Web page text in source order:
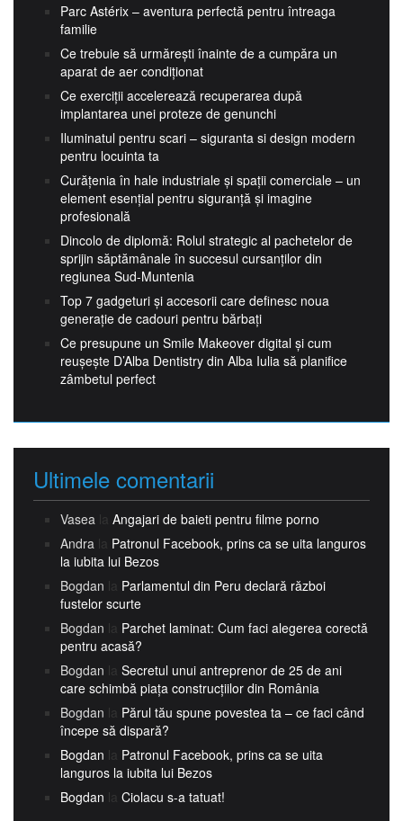
Parc Astérix – aventura perfectă pentru întreaga
familie
Ce trebuie să urmărești înainte de a cumpăra un
aparat de aer condiționat
Ce exerciții accelerează recuperarea după
implantarea unei proteze de genunchi
Iluminatul pentru scari – siguranta si design modern
pentru locuinta ta
Curățenia în hale industriale și spații comerciale – un
element esențial pentru siguranță și imagine
profesională
Dincolo de diplomă: Rolul strategic al pachetelor de
sprijin săptămânale în succesul cursanților din
regiunea Sud-Muntenia
Top 7 gadgeturi și accesorii care definesc noua
generație de cadouri pentru bărbați
Ce presupune un Smile Makeover digital și cum
reușește D’Alba Dentistry din Alba Iulia să planifice
zâmbetul perfect
Ultimele comentarii
Vasea la Angajari de baieti pentru filme porno
Andra la Patronul Facebook, prins ca se uita languros
la iubita lui Bezos
Bogdan la Parlamentul din Peru declară război
fustelor scurte
Bogdan la Parchet laminat: Cum faci alegerea corectă
pentru acasă?
Bogdan la Secretul unui antreprenor de 25 de ani
care schimbă piața construcțiilor din România
Bogdan la Părul tău spune povestea ta – ce faci când
începe să dispară?
Bogdan la Patronul Facebook, prins ca se uita
languros la iubita lui Bezos
Bogdan la Ciolacu s-a tatuat!